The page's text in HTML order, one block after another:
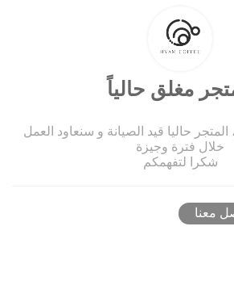
مغلق حالياً
حاليا قيد الصيانة و سنعاود العمل
خلال فترة وجيزة
شكرا لتفهمكم
معنا